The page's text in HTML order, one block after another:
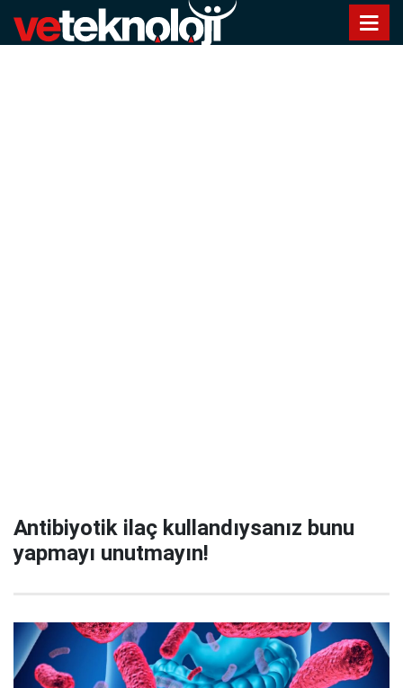
Antibiyotik ilaç kullandıysanız bunu
yapmayı unutmayın!